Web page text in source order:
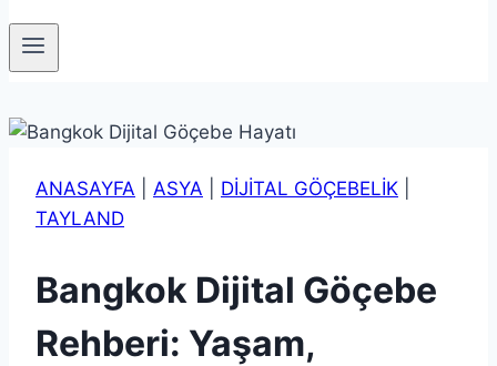
ANASAYFA ASYA DİJİTAL GÖÇEBELİK
TAYLAND
Bangkok Dijital Göçebe
Rehberi: Yaşam,